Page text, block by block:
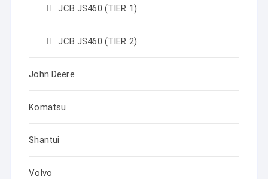
JCB JS460 (TIER 1)
JCB JS460 (TIER 2)
John Deere
Komatsu
Shantui
Volvo